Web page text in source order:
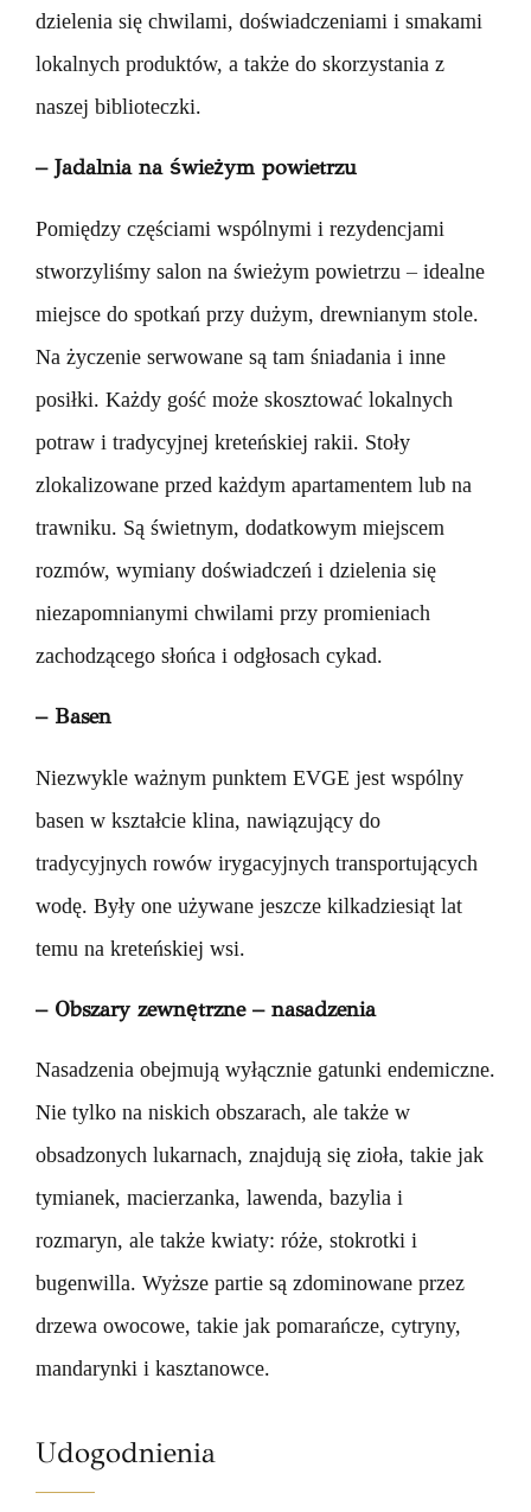
dzielenia się chwilami, doświadczeniami i smakami
lokalnych produktów, a także do skorzystania z
naszej biblioteczki.
– Jadalnia na świeżym powietrzu
Pomiędzy częściami wspólnymi i rezydencjami
stworzyliśmy salon na świeżym powietrzu – idealne
miejsce do spotkań przy dużym, drewnianym stole.
Na życzenie serwowane są tam śniadania i inne
posiłki. Każdy gość może skosztować lokalnych
potraw i tradycyjnej kreteńskiej rakii. Stoły
zlokalizowane przed każdym apartamentem lub na
trawniku. Są świetnym, dodatkowym miejscem
rozmów, wymiany doświadczeń i dzielenia się
niezapomnianymi chwilami przy promieniach
zachodzącego słońca i odgłosach cykad.
– Basen
Niezwykle ważnym punktem EVGE jest wspólny
basen w kształcie klina, nawiązujący do
tradycyjnych rowów irygacyjnych transportujących
wodę. Były one używane jeszcze kilkadziesiąt lat
temu na kreteńskiej wsi.
– Obszary zewnętrzne – nasadzenia
Nasadzenia obejmują wyłącznie gatunki endemiczne.
Nie tylko na niskich obszarach, ale także w
obsadzonych lukarnach, znajdują się zioła, takie jak
tymianek, macierzanka, lawenda, bazylia i
rozmaryn, ale także kwiaty: róże, stokrotki i
bugenwilla. Wyższe partie są zdominowane przez
drzewa owocowe, takie jak pomarańcze, cytryny,
mandarynki i kasztanowce.
Udogodnienia